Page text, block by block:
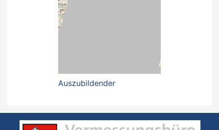
Auszubildender